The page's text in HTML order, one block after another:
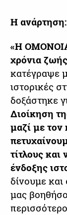
Η ανάρτηση:
«Η
χρόνια
κατέγραψε
ιστορικές
δοξάστηκε
Διοίκηση
μαζί με
τίτλους και
ένδοξης
δίνουμε
μας